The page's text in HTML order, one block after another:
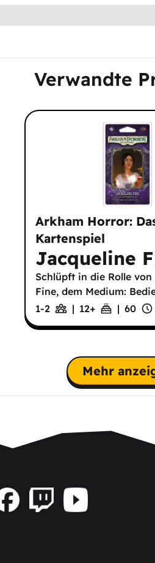
Verwandte
Arkham Horror:
Kartenspiel
Jacqueline
Schlüpft in die Rolle von
Fine, dem Medium:
1-2
| 12+ | 60
Mehr